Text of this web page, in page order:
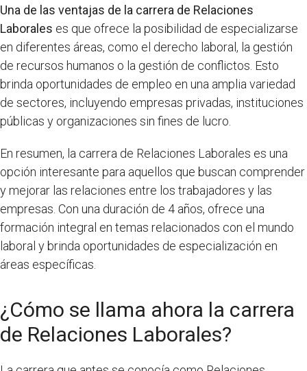
Una de las ventajas de la carrera de Relaciones
Laborales es que ofrece la posibilidad de especializarse
en diferentes áreas, como el derecho laboral, la gestión
de recursos humanos o la gestión de conflictos. Esto
brinda oportunidades de empleo en una amplia variedad
de sectores, incluyendo empresas privadas, instituciones
públicas y organizaciones sin fines de lucro.
En resumen, la carrera de Relaciones Laborales es una
opción interesante para aquellos que buscan comprender
y mejorar las relaciones entre los trabajadores y las
empresas. Con una duración de 4 años, ofrece una
formación integral en temas relacionados con el mundo
laboral y brinda oportunidades de especialización en
áreas específicas.
¿Cómo se llama ahora la carrera
de Relaciones Laborales?